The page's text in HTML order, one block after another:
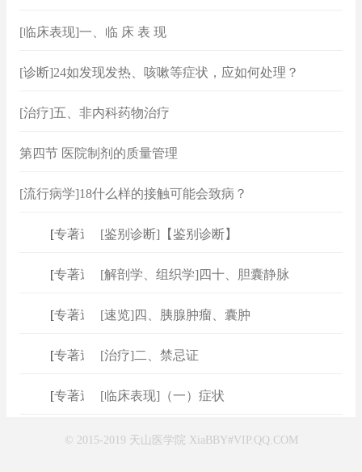
[临床表现]一、临 床 表 现
[诊断]24如发现发热、咳嗽等症状，应如何处理？
[治疗]五、非内科药物治疗
第四节 医院制剂的质量管理
[流行病学]18什么样的接触可能会致病？
专著速查 ]
[鉴别诊断]【鉴别诊断】
专著速查 ]
[解剖学、组织学]四十、胆囊静脉
专著速查 ]
[速览]四、胰腺肿瘤、囊肿
专著速查 ]
[治疗]二、禁忌证
专著速查 ][临床表现]（一）症状
© 2015-2019 天山医学院 XiaBBY#VIP.QQ.COM